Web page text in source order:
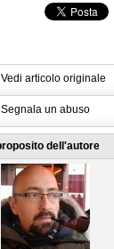
Vedi articolo originale
Segnala un abuso
dell'autore